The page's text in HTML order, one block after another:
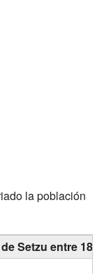
la población
Setzu entre